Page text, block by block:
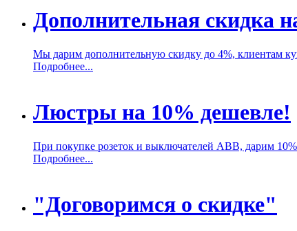
Дополнительная скидка
Мы дарим дополнительную скидку до 4%, клиентам
Подробнее...
Люстры на 10% дешевле!
При покупке розеток и выключателей ABB, дарим
Подробнее...
"Договоримся о скидке"